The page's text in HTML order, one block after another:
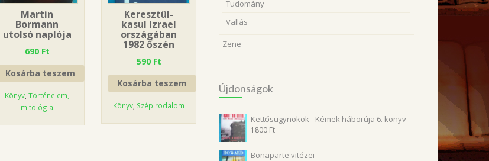
Martin
Bormann
utolsó naplója
690 Ft
Kosárba teszem
Könyv,Történelem,
mitológia
Keresztül-
kasul Izrael
országában
1982 őszén
590 Ft
Kosárba teszem
Könyv, Szépirodalom
Tudomány
Vallás
Zene
Újdonságok
Kettősügynökök - Kémek háborúja 6. könyv
1800 Ft
Bonaparte vitézei